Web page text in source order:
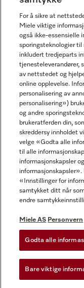
Nyhetsbrev
Miele AS
Vilkår og betingelser
Vilkår for bruk
Miele
Miele på Facebook
Miele påMiele
For å sikre at
Miele viktige
også ikke-essensielle
sporingsteknologier til
inkludert tredjeparts
tjenesteleverandører,
av nettstedet og
online opplevelse.
personalisering av
personalisering»)
og andre
brukeratferden din,
skreddersy innholdet
velge «Godta alle
til alle
informasjonskapsler
«Innstillinger for
samtykket ditt når
endre
Miele AS Personvern
Godta alle
Bare viktige